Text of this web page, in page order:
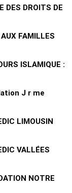
DROITS DE
FAMILLES
ISLAMIQUE :
J r me
LIMOUSIN
VALLÉES
NOTRE